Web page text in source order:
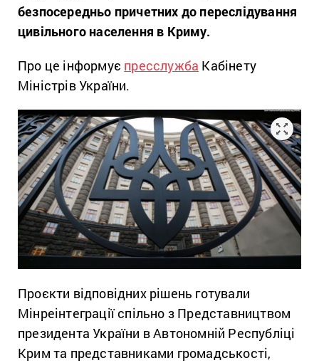
безпосередньо причетних до переслідування
цивільного населення в Криму.
Про це інформує пресслужба Кабінету
Міністрів України.
Проєкти відповідних рішень готували
Мінреінтеграції спільно з Представництвом
президента України в Автономній Республіці
Крим та представниками громадськості,